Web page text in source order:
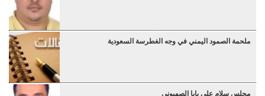
ملحمة الصمود اليمني في وجه الغطرسة السعودية
مجلس سلام علي بابا الصهيوني